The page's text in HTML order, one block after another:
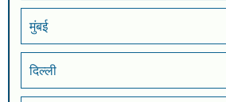
मुंबई
दिल्ली